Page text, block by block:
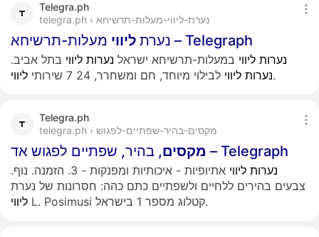
Telegra.ph
telegra.ph › נערת-ליווי-מעלות-תרשיחא
נערת ליווי מעלות-תרשיחא – Telegraph
נערות ליווי במעלות-תרשיחא ישראל נערות ליווי בתל אביב.
נערות ליווי לבילוי מיוחד, חם ומשחרר, 24 7 שירותי ליווי .
Telegra.ph
telegra.ph › מקסים-בהיר-שפתיים-לפגוש
מקסים , בהיר, שפתיים לפגוש אד – Telegraph
נערות ליווי
אתיופיות - איכותיות ומפנקות - 3. הזמנה. נוף.
צבעים בהירים ללחיים ולשפתיים כתם כהה: חסרונות של נערת
ליווי
L. Posimusi קטלוג מספר 1 בישראל.